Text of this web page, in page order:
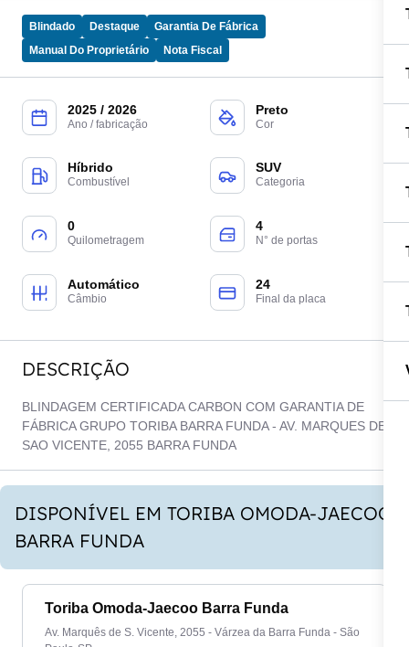
Blindado Destaque
Garantia De Fábrica
Manual Do Proprietário
Nota Fiscal
2025 / 2026
Ano / fabricação
Preto
Cor
Híbrido
Combustível
SUV
Categoria
0
Quilometragem
4
N° de portas
Automático
Câmbio
24
Final da placa
DESCRIÇÃO
BLINDAGEM CERTIFICADA CARBON COM GARANTIA DE
FÁBRICA GRUPO TORIBA BARRA FUNDA - AV. MARQUES DE
SAO VICENTE, 2055 BARRA FUNDA
DISPONÍVEL EM TORIBA OMODA-JAECOO
BARRA FUNDA
Toriba Omoda-Jaecoo Barra Funda
Av. Marquês de S. Vicente, 2055 - Várzea da Barra Funda - São